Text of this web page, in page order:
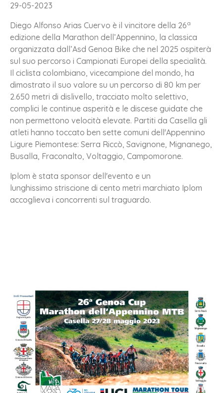
29-05-2023
Diego Alfonso Arias Cuervo è il vincitore della 26a
edizione della Marathon dell’Appennino, la classica
organizzata dall’Asd Genoa Bike che nel 2025 ospiterà
sul suo percorso i Campionati Europei della specialità.
Il ciclista colombiano, vicecampione del mondo, ha
dimostrato il suo valore su un percorso di 80 km per
2.650 metri di dislivello, tracciato molto selettivo,
complici le continue asperità e le discese guidate che
non permettono velocità elevate. Partiti da Casella gli
atleti hanno toccato ben sette comuni dell'Appennino
Ligure Piemontese: Serra Riccò, Savignone, Mignanego,
Busalla, Fraconalto, Voltaggio, Campomorone.
Iplom è stata sponsor dell'evento e un
lunghissimo striscione di cento metri marchiato Iplom
accoglieva i concorrenti sul traguardo.